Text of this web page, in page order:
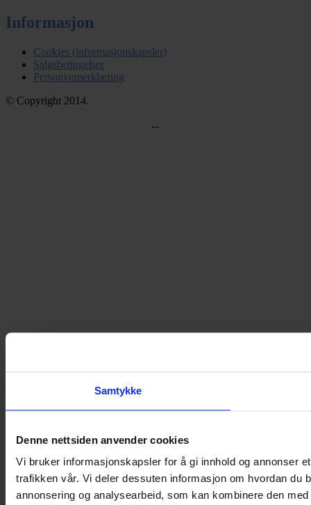
Samtykke
Denne nettsiden anvender cookies
Vi bruker informasjonskapsler for å gi innhold og annonser
trafikken vår. Vi deler dessuten informasjon om hvordan du
annonsering og analysearbeid, som kan kombinere den
Informasjon
Cookies (informasjonskapsler)
Salgsbetingelser
Personvernerklæring
© Copyright 2014.
...